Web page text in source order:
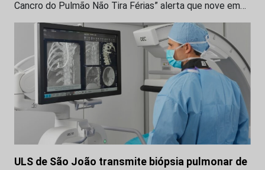
Cancro do Pulmão Não Tira Férias” alerta que nove em…
ULS de São João transmite biópsia pulmonar de